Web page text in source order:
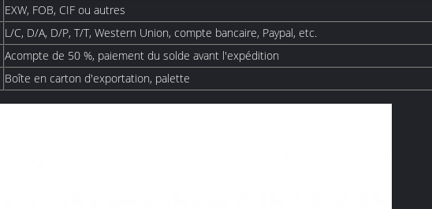
EXW, FOB, CIF ou autres
L/C, D/A, D/P, T/T, Western Union, compte bancaire, Paypal, etc.
Acompte de 50 %, paiement du solde avant l'expédition
Boîte en carton d'exportation, palette